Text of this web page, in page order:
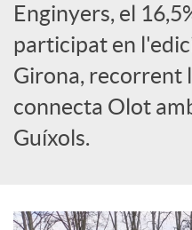
r
d
e
Enginyers, el
participat en
Girona, recorrent
connecta Olot
Guíxols.